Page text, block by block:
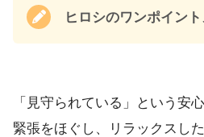
ヒロシのワンポイン
「見守られている」という安
緊張をほぐし、リラックスし